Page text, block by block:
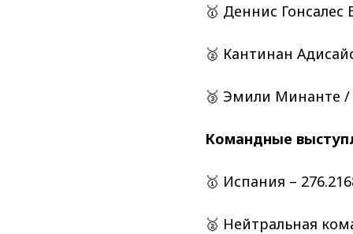
🥇 Деннис Гонсалес
🥈 Кантинан
🥉 Эмили Минанте /
Командные
🥇 Испания –
🥈 Нейтральная